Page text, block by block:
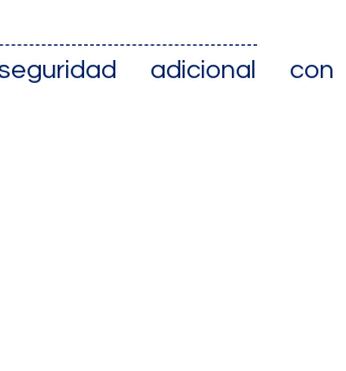
adicional con